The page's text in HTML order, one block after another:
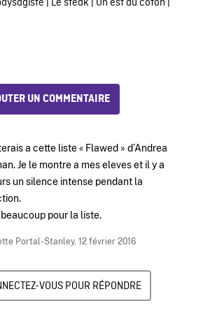
| Le steak | On est au coton |
UN COMMENTAIRE
a cette liste « Flawed » d’Andrea
Je le montre a mes eleves et il y a
un silence intense pendant la
pour la liste.
Portal-Stanley, 12 février 2016
VOUS POUR RÉPONDRE